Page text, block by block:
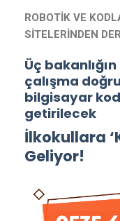
ROBOTİK VE
SİTELERİNDEN
Üç
çalışma
bilgisayar
getirilecek
İlkokullara
Geliyor!